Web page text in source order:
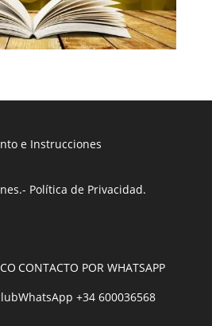
e Instrucciones
.- Política de Privacidad.
CONTACTO POR WHATSAPP
WhatsApp +34 600036568